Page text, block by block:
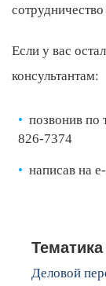
Если у вас
консультантам:
позвонив
826-7374
написав на
Деловой